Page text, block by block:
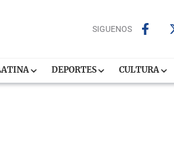
SIGUENOS
DEPORTES CULTURA